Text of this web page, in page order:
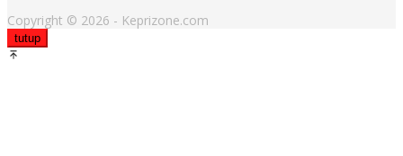
Copyright © 2026 - Keprizone.com
tutup